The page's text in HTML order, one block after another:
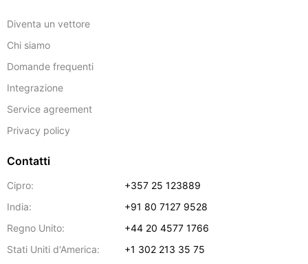
Diventa un vettore
Chi siamo
Domande frequenti
Integrazione
Service agreement
Privacy policy
Contatti
Cipro:
+357 25 123889
India:
+91 80 7127 9528
Regno Unito:
+44 20 4577 1766
Stati Uniti d'America:
+1 302 213 35 75